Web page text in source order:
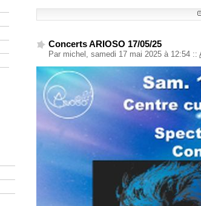
Concerts ARIOSO 17/05/25
Par michel, samedi 17 mai 2025 à 12:54 ::